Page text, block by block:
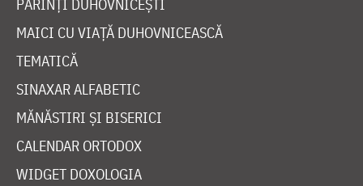
PĂRINȚI DUHOVNICEȘTI
MAICI CU VIAȚĂ DUHOVNICEASCĂ
TEMATICĂ
SINAXAR ALFABETIC
MĂNĂSTIRI ȘI BISERICI
CALENDAR ORTODOX
WIDGET DOXOLOGIA